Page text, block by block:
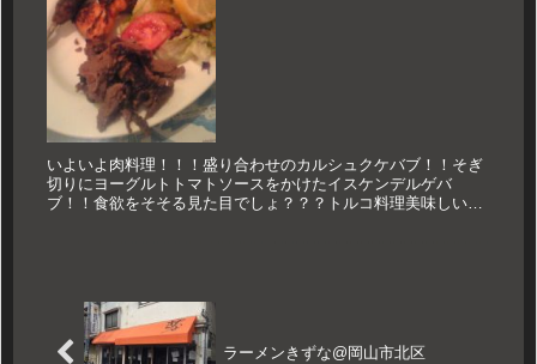
いよいよ肉料理！！！盛り合わせのカルシュクケバブ！！そぎ
切りにヨーグルトトマトソースをかけたイスケンデルゲバ
ブ！！食欲をそそる見た目でしょ？？？トルコ料理美味しいで
ラーメンきずな@岡山市北区